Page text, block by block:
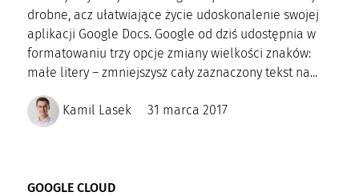
drobne, acz ułatwiające życie udoskonalenie swojej
aplikacji Google Docs. Google od dziś udostępnia w
formatowaniu trzy opcje zmiany wielkości znaków:
małe litery – zmniejszysz cały zaznaczony tekst na...
Kamil Lasek 31 marca 2017
GOOGLE CLOUD